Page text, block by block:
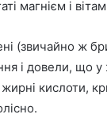
магнієм і
(звичайно ж
і довели, що у
кислоти,